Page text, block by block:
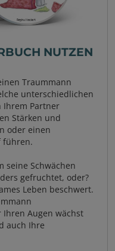
NUTZEN
Traummann
unterschiedlichen
Ihrem Partner
Stärken und
oder einen
führen.
seine Schwächen
gefruchtet, oder?
Leben beschwert.
Ihren Augen wächst
auch Ihre